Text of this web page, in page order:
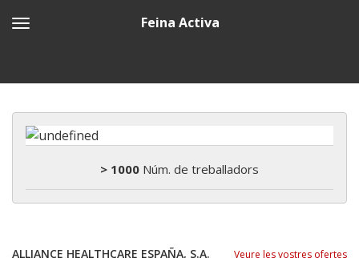
Feina Activa
> 1000 Núm. de treballadors
ALLIANCE HEALTHCARE ESPAÑA, S.A. Veure les vostres ofertes